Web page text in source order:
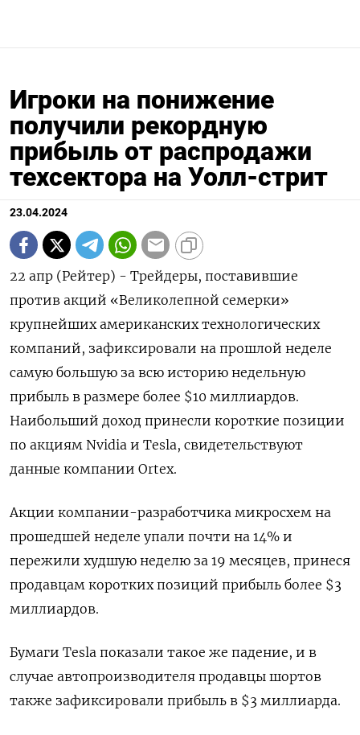
Игроки на понижение
получили рекордную
прибыль от распродажи
техсектора на Уолл-стрит
23.04.2024
22 апр (Рейтер) - Трейдеры, поставившие
против акций «Великолепной семерки»
крупнейших американских технологических
компаний, зафиксировали на прошлой неделе
самую большую за всю историю недельную
прибыль в размере более $10 миллиардов.
Наибольший доход принесли короткие позиции
по акциям Nvidia и Tesla, свидетельствуют
данные компании Ortex.
Акции компании-разработчика микросхем на
прошедшей неделе упали почти на 14% и
пережили худшую неделю за 19 месяцев, принеся
продавцам коротких позиций прибыль более $3
миллиардов.
Бумаги Tesla показали такое же падение, и в
случае автопроизводителя продавцы шортов
также зафиксировали прибыль в $3 миллиарда.